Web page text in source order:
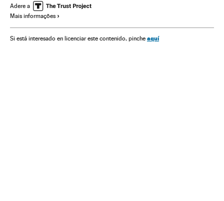
Venezuela Eleições América do Sul
América
Adere a
Mais informações
Si está interesado en licenciar este contenido, pinche aquí